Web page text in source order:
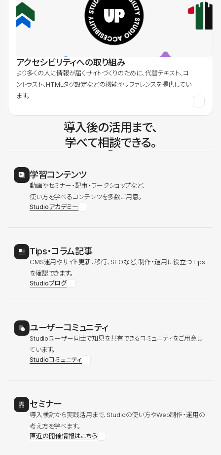
アクセシビリティへの取り組み
より多くの人に情報が届くサイトづくりのために、代替テキスト、コ
ントラスト、HTMLタグ設定などの機能やリファレンスを提供してい
ます。
導入後の活用まで、
学べて相談できる。
学習コンテンツ
動画やセミナー・記事・ワークショップなど、
使い方を学べるコンテンツを多数ご用意。
Studioアカデミー
Tips・コラム記事
CMS運用やサイト更新、移行、SEOなど、制作・運用に役立つTips
を確認できます。
Studioブログ
ユーザーコミュニティ
Studioユーザー同士で知見を共有できるコミュニティをご用意し
ています。
Studioコミュニティ
セミナー
導入検討から実践活用まで、Studioの使い方やWeb制作・運用の
考え方を学べます。
直近の開催情報はこちら